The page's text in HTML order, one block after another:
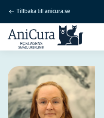
Tillbaka till anicura.se